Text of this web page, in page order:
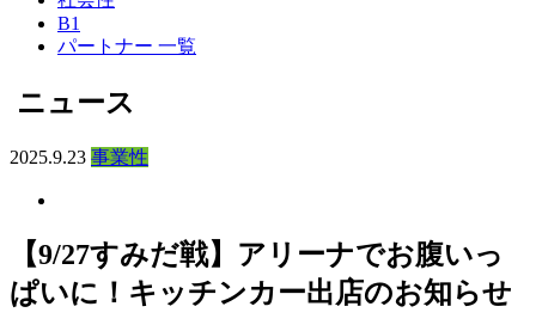
B1
パートナー 一覧
ニュース
2025.9.23 事業性
【9/27すみだ戦】アリーナでお腹いっ
ぱいに！キッチンカー出店のお知らせ